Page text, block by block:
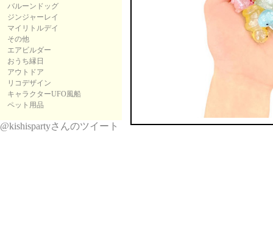
バルーンドッグ
ジンジャーレイ
マイリトルデイ
その他
エアビルダー
おうち縁日
アウトドア
リコデザイン
キャラクターUFO風船
ペット用品
@kishispartyさんのツイート